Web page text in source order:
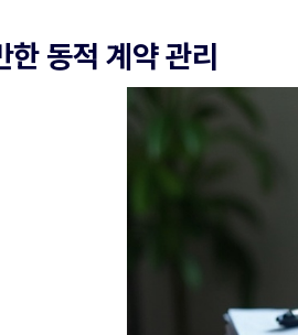
동적 계약 관리